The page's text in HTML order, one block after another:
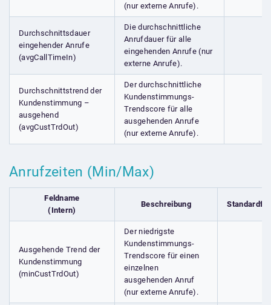
(nur externe Anrufe).
Durchschnittsdauer
eingehender Anrufe
(avgCallTimeIn)
Die durchschnittliche
Anrufdauer für alle
eingehenden Anrufe (nur
externe Anrufe).
Durchschnittstrend der
Kundenstimmung –
ausgehend
(avgCustTrdOut)
Der durchschnittliche
Kundenstimmungs-
Trendscore für alle
ausgehenden Anrufe
(nur externe Anrufe).
Anrufzeiten (Min/Max)
Feldname
(Intern)
Beschreibung
Ausgehende Trend der
Kundenstimmung
(minCustTrdOut)
Der niedrigste
Kundenstimmungs-
Trendscore für einen
einzelnen
ausgehenden Anruf
(nur externe Anrufe).